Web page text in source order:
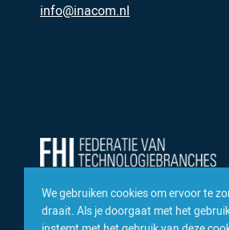
info@inacom.nl
We gebruiken cookies om ervoor te
draait. Als je doorgaat met het